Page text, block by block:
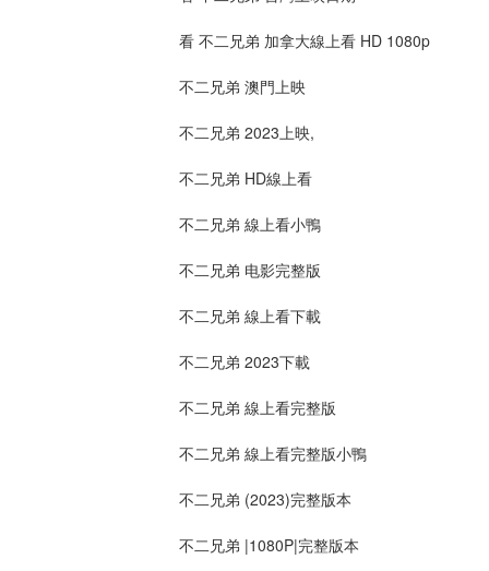
看 不二兄弟 加拿大線上看 HD 1080p
不二兄弟 澳門上映
不二兄弟 2023上映,
不二兄弟 HD線上看
不二兄弟 線上看小鴨
不二兄弟 电影完整版
不二兄弟 線上看下載
不二兄弟 2023下載
不二兄弟 線上看完整版
不二兄弟 線上看完整版小鴨
不二兄弟 (2023)完整版本
不二兄弟 |1080P|完整版本